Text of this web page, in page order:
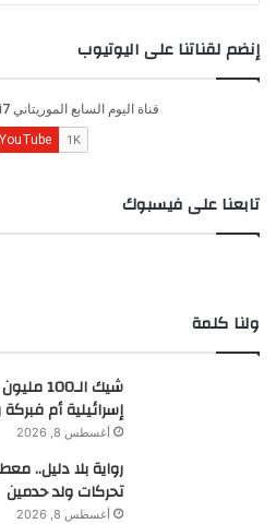
إنضم لقناتنا على اليوتيوب
تابعنا على فيسبوك
ولنا كلمة
شيك
إسرائيلية أم
أغسطس 8, 2026
رواية بلا دليل..
تحركات ولد حدمين
أغسطس 8, 2026